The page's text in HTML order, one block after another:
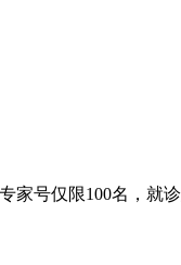
家号仅限100名，就